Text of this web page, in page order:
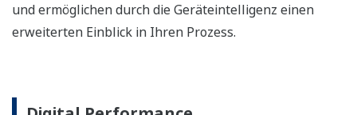
und ermöglichen durch die Geräteintelligenz einen
erweiterten Einblick in Ihren Prozess.